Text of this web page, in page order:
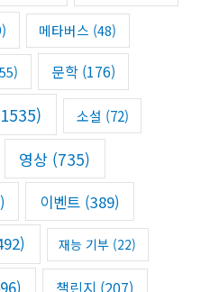
메타버스 (48)
문학(176)
소설 (72)
영상 (735)
이벤트 (389)
재능 기부 (22)
챌린지 (207)